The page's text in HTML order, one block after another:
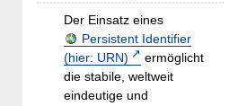
Der Einsatz eines
Persistent Identifier
(hier: URN)
ermöglicht
die stabile, weltweit
eindeutige und